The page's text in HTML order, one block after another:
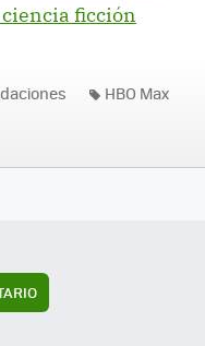
ficción
HBO Max